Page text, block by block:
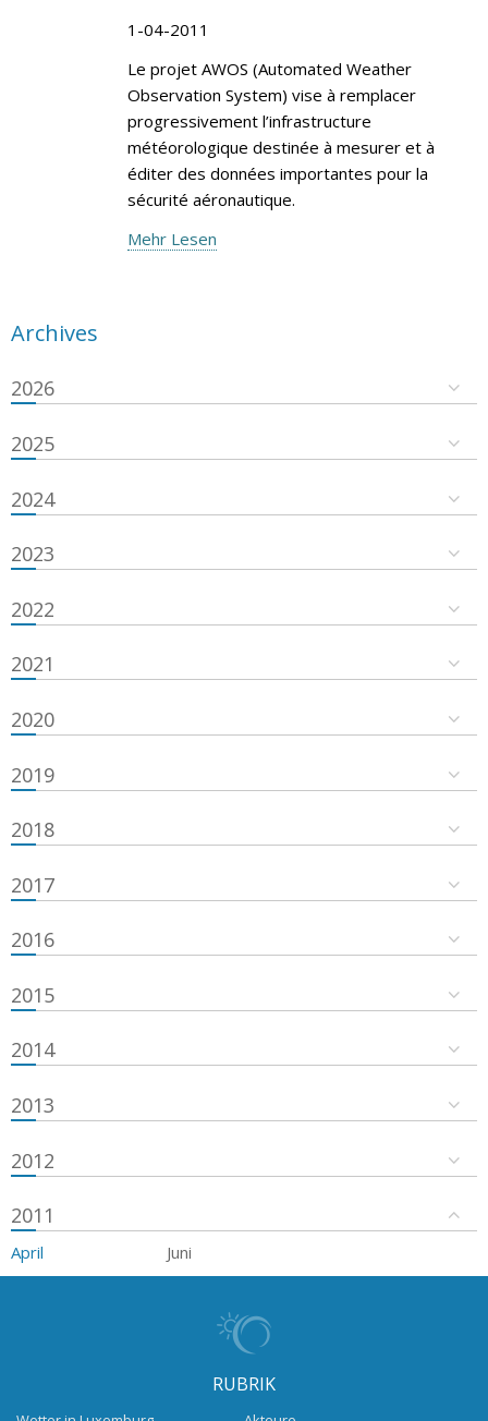
1-04-2011
Le projet AWOS (Automated Weather
Observation System) vise à remplacer
progressivement l’infrastructure
météorologique destinée à mesurer et à
éditer des données importantes pour la
sécurité aéronautique.
Mehr Lesen
Archives
2026
2025
2024
2023
2022
2021
2020
2019
2018
2017
2016
2015
2014
2013
2012
2011
April Juni
RUBRIK